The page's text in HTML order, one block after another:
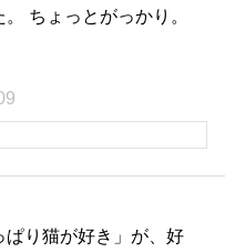
ちょっとがっかり。
ぱり猫が好き」が、好